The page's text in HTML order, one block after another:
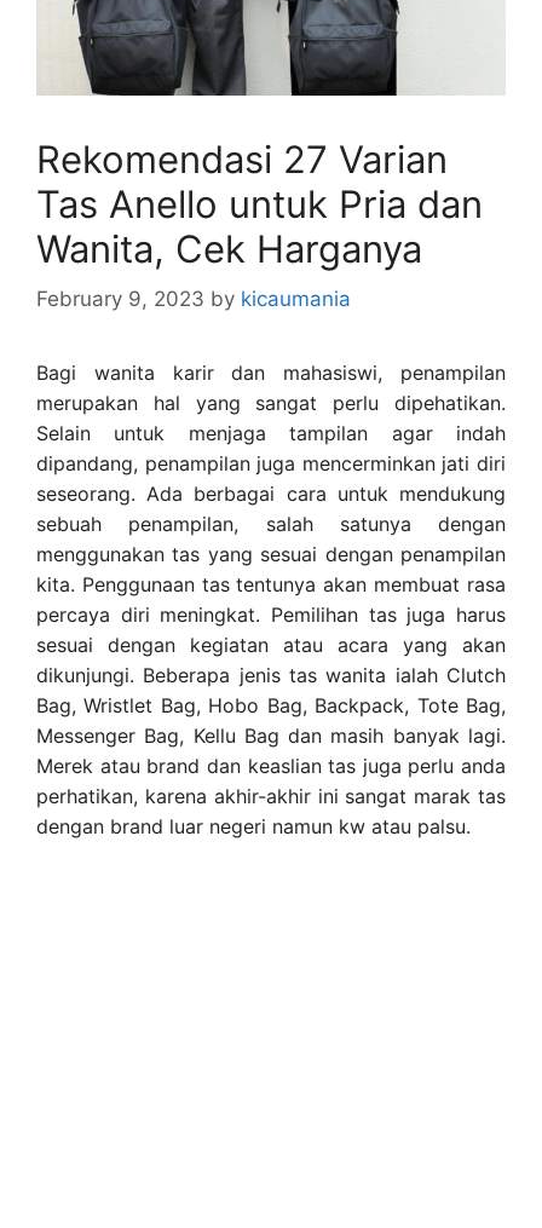
Rekomendasi 27 Varian
Tas Anello untuk Pria dan
Wanita, Cek Harganya
February 9, 2023 by kicaumania
Bagi wanita karir dan mahasiswi, penampilan
merupakan hal yang sangat perlu dipehatikan.
Selain untuk menjaga tampilan agar indah
dipandang, penampilan juga mencerminkan jati diri
seseorang. Ada berbagai cara untuk mendukung
sebuah penampilan, salah satunya dengan
menggunakan tas yang sesuai dengan penampilan
kita. Penggunaan tas tentunya akan membuat rasa
percaya diri meningkat. Pemilihan tas juga harus
sesuai dengan kegiatan atau acara yang akan
dikunjungi. Beberapa jenis tas wanita ialah Clutch
Bag, Wristlet Bag, Hobo Bag, Backpack, Tote Bag,
Messenger Bag, Kellu Bag dan masih banyak lagi.
Merek atau brand dan keaslian tas juga perlu anda
perhatikan, karena akhir-akhir ini sangat marak tas
dengan brand luar negeri namun kw atau palsu.